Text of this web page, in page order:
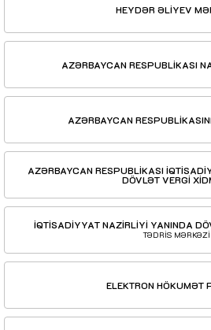
HEYDƏR ƏLİYEV
AZƏRBAYCAN RESPUBLİKASI
AZƏRBAYCAN
AZƏRBAYCAN RESPUBLİKASI
DÖVLƏT VERGİ
İQTİSADİYYAT NAZİRLİYİ YANINDA
TƏDRİS MƏRKƏZİ
ELEKTRON HÖKUMƏT